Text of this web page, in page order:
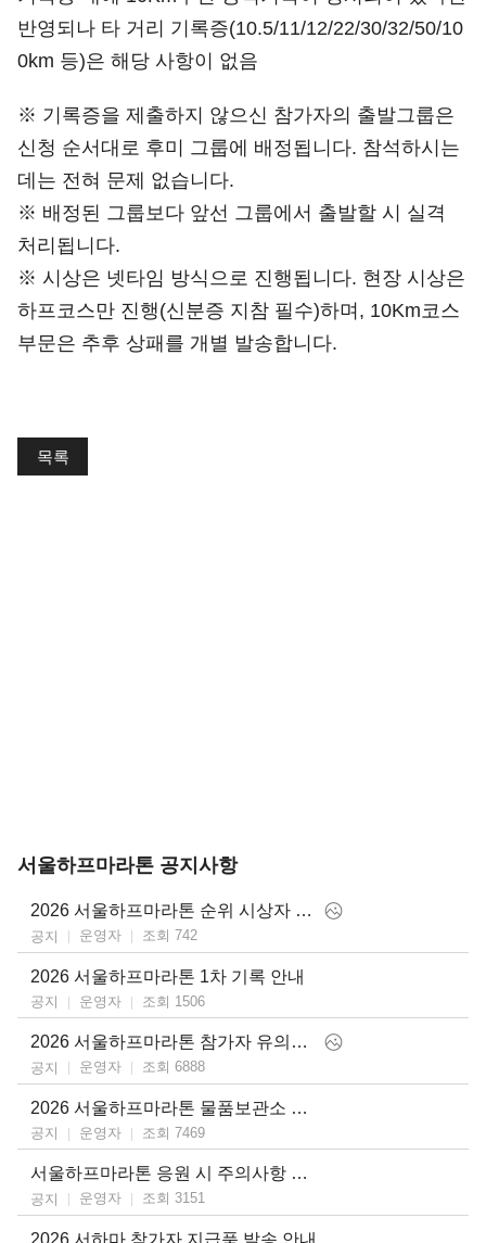
반영되나 타 거리 기록증(10.5/11/12/22/30/32/50/10
0km 등)은 해당 사항이 없음
※ 기록증을 제출하지 않으신 참가자의 출발그룹은
신청 순서대로 후미 그룹에 배정됩니다. 참석하시는
데는 전혀 문제 없습니다.
※ 배정된 그룹보다 앞선 그룹에서 출발할 시 실격
처리됩니다.
※ 시상은 넷타임 방식으로 진행됩니다. 현장 시상은
하프코스만 진행(신분증 지참 필수)하며, 10Km코스
부문은 추후 상패를 개별 발송합니다.
목록
서울하프마라톤 공지사항
2026 서울하프마라톤 순위 시상자 안내 및 공식 기록 업로드 안내
공지 운영자 조회 742
2026 서울하프마라톤 1차 기록 안내
공지 운영자 조회 1506
2026 서울하프마라톤 참가자 유의사항
공지 운영자 조회 6888
2026 서울하프마라톤 물품보관소 이용 안내
공지 운영자 조회 7469
서울하프마라톤 응원 시 주의사항 안내
공지 운영자 조회 3151
2026 서하마 참가자 지급품 발송 안내